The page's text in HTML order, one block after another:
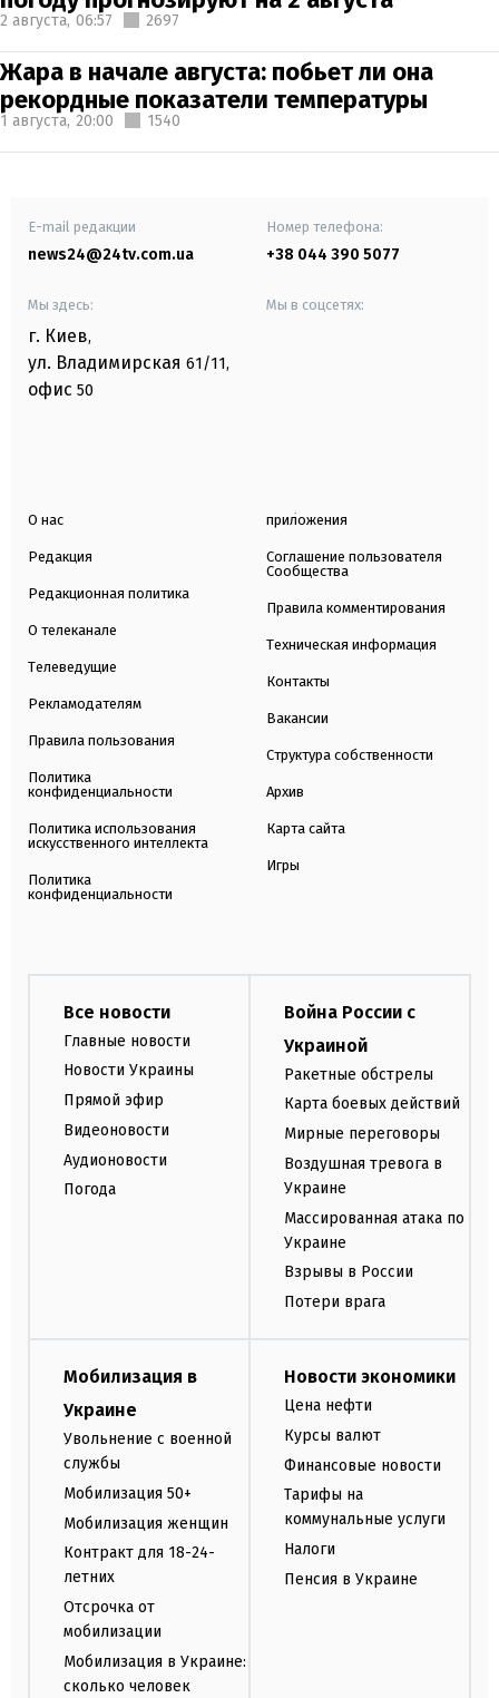
2 августа, 06:57 2697
Жара в начале августа: побьет ли она
рекордные показатели температуры
1 августа, 20:00 1540
E-mail редакции
news24@24tv.com.ua
Номер телефона:
+38 044 390 5077
Мы здесь:
г. Киев,
ул. Владимирская 61/11,
офис 50
Мы в соцсетях:
О нас
Редакция
Редакционная политика
О телеканале
Телеведущие
Рекламодателям
Правила пользования
Политика
конфиденциальности
Политика использования
искусственного интеллекта
Политика
конфиденциальности
приложения
Соглашение пользователя
Сообщества
Правила комментирования
Техническая информация
Контакты
Вакансии
Структура собственности
Архив
Карта сайта
Игры
Все новости
Главные новости
Новости Украины
Прямой эфир
Видеоновости
Аудионовости
Погода
Война России с
Украиной
Ракетные обстрелы
Карта боевых действий
Мирные переговоры
Воздушная тревога в
Украине
Массированная атака по
Украине
Взрывы в России
Потери врага
Мобилизация в
Украине
Увольнение с военной
службы
Мобилизация 50+
Мобилизация женщин
Контракт для 18-24-
летних
Отсрочка от
мобилизации
Мобилизация в Украине:
сколько человек
Новости экономики
Цена нефти
Курсы валют
Финансовые новости
Тарифы на
коммунальные услуги
Налоги
Пенсия в Украине